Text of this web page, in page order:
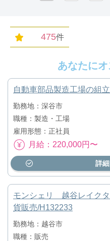
475件
あなたに
自動車部品製造工場の組
勤務地：深谷市
職種：製造・工場
雇用形態：正社員
月給：220,000円〜
詳
モンシェリ 越谷レイク
貨販売/H132233
勤務地：越谷市
職種：販売